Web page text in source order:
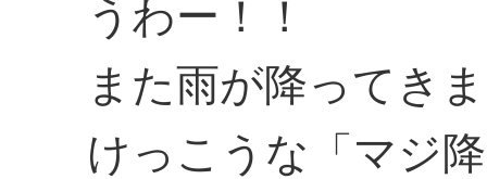
うわー！！
また雨が降ってき
けっこうな「マジ